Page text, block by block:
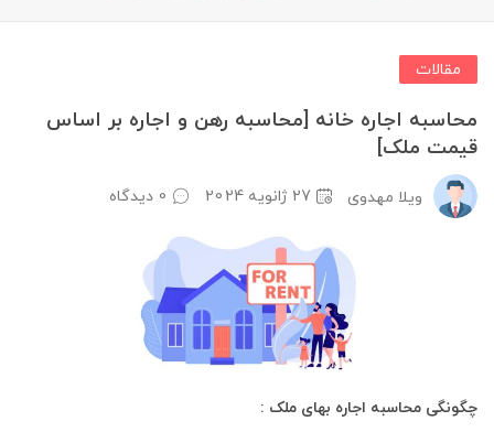
مقالات
محاسبه اجاره خانه [محاسبه رهن و اجاره بر اساس
قیمت ملک]
ویلا مهدوی 27 ژانویه 2024 0 دیدگاه
چگونگی محاسبه اجاره بهای ملک :